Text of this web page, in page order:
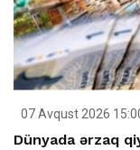
07 Avqust 2026
Dünyada ərzaq